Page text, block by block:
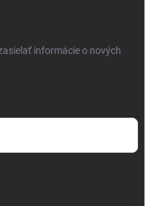
informácie o nových